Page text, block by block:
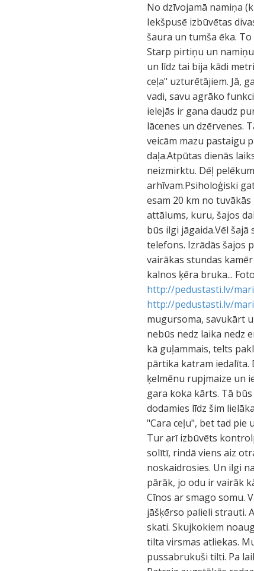
No dzīvojamā namiņa
Iekšpusē izbūvētas
šaura un tumša ēka.
Starp pirtiņu un
un līdz tai bija kādi
ceļa" uzturētājiem. Jā,
vadi, savu agrāko
ielejās ir gana daudz
lācenes un dzērvenes.
veicām mazu pastaigu
daļa.Atpūtas dienās
neizmirktu. Dēļ
arhīvam.Psiholoģiski
esam 20 km no
attālums, kuru, šajos
būs ilgi jāgaida.Vēl
telefons. Izrādās šajos
vairākas stundas
kalnos ķēra bruka...
http://pedustasti.lv/
http://pedustasti.lv/